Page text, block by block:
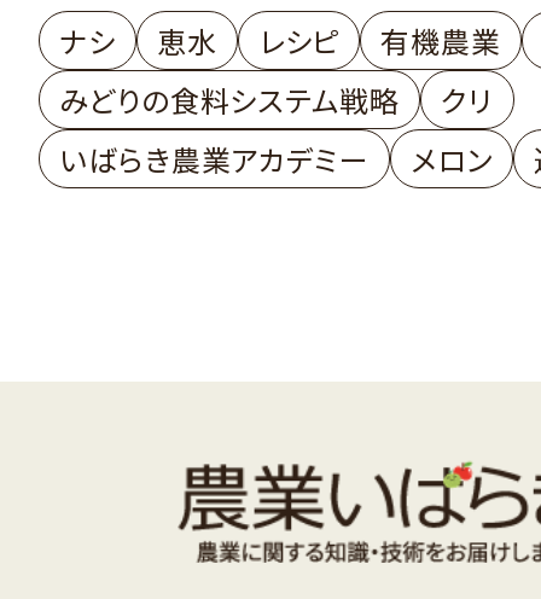
ナシ 恵水 レシピ
有機農業
みどりの食料システム戦略
クリ
いばらき農業アカデミー
メロン